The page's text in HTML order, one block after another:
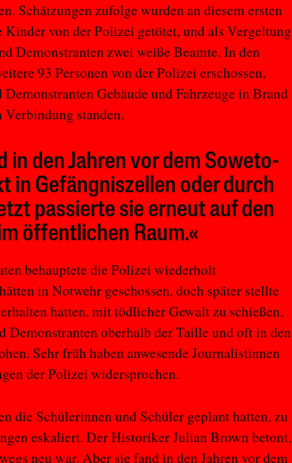
Schätzungen zufolge wurden an diesem ersten
von der Polizei getötet, und als Vergeltung
Demonstranten zwei weiße Beamte. In den
93 Personen von der Polizei erschossen,
Gebäude und Fahrzeuge in Brand
standen.
in den Jahren vor dem Soweto-
in Gefängniszellen oder durch
passierte sie erneut auf den
öffentlichen Raum.«
behauptete die Polizei wiederholt
in Notwehr geschossen, doch später stellte
hatten, mit tödlicher Gewalt zu schießen,
Demonstranten oberhalb der Taille und oft in den
Sehr früh haben anwesende Journalistinnen
der Polizei widersprochen.
die Schülerinnen und Schüler geplant hatten, zu
eskaliert. Der Historiker Julian Brown betont,
neu war. Aber sie fand in den Jahren vor dem